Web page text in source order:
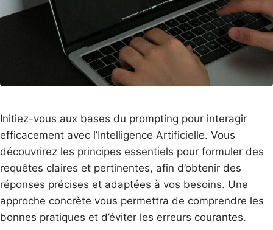
Initiez-vous aux bases du prompting pour interagir
efficacement avec l’Intelligence Artificielle. Vous
découvrirez les principes essentiels pour formuler des
requêtes claires et pertinentes, afin d’obtenir des
réponses précises et adaptées à vos besoins. Une
approche concrète vous permettra de comprendre les
bonnes pratiques et d’éviter les erreurs courantes.